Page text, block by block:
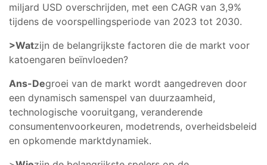
miljard USD overschrijden, met een CAGR van 3,9%
tijdens de voorspellingsperiode van 2023 tot 2030.
>Watzijn de belangrijkste factoren die de markt voor
katoengaren beïnvloeden?
Ans-Degroei van de markt wordt aangedreven door
een dynamisch samenspel van duurzaamheid,
technologische vooruitgang, veranderende
consumentenvoorkeuren, modetrends, overheidsbeleid
en opkomende marktdynamiek.